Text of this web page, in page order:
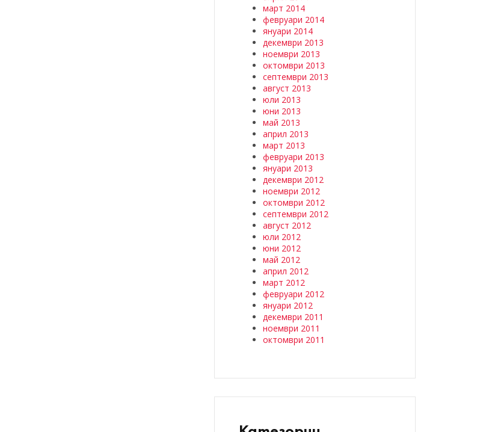
март 2014
февруари 2014
януари 2014
декември 2013
ноември 2013
октомври 2013
септември 2013
август 2013
юли 2013
юни 2013
май 2013
април 2013
март 2013
февруари 2013
януари 2013
декември 2012
ноември 2012
октомври 2012
септември 2012
август 2012
юли 2012
юни 2012
май 2012
април 2012
март 2012
февруари 2012
януари 2012
декември 2011
ноември 2011
октомври 2011